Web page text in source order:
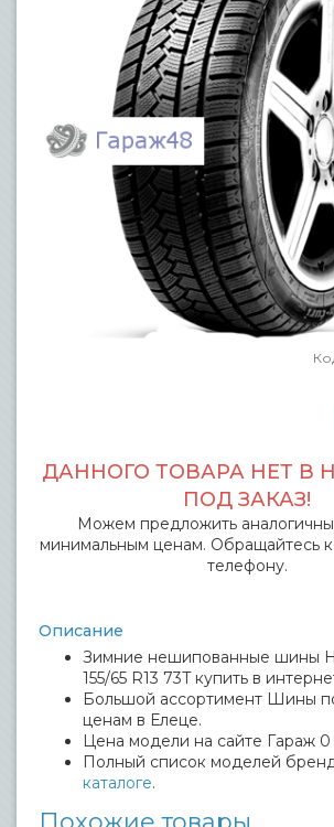
ДАННОГО ТОВАРА НЕТ В
ПОД ЗАКАЗ!
Можем предложить
минимальным ценам. Обращайтесь
телефону.
Описание
Зимние нешипованные шины
155/65 R13 73T купить в
Большой ассортимент Шины
ценам в Елеце.
Цена модели на сайте Гараж 0
Полный список моделей
каталоге.